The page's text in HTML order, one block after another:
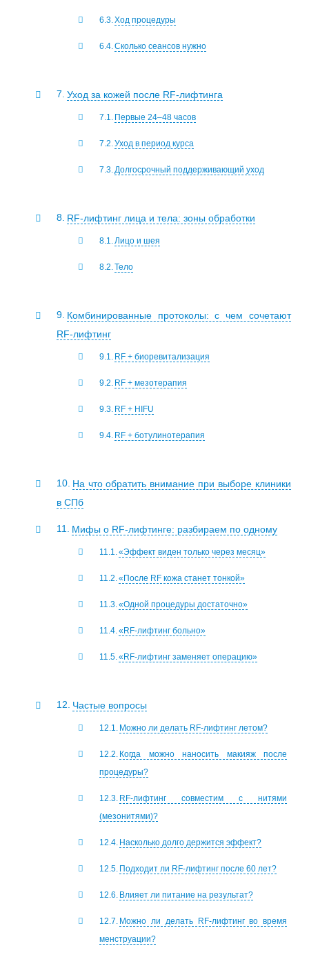
Ход процедуры
Сколько сеансов нужно
Уход за кожей после RF-лифтинга
Первые 24–48 часов
Уход в период курса
Долгосрочный поддерживающий уход
RF-лифтинг лица и тела: зоны обработки
Лицо и шея
Тело
Комбинированные протоколы: с чем сочетают
RF-лифтинг
RF + биоревитализация
RF + мезотерапия
RF + HIFU
RF + ботулинотерапия
На что обратить внимание при выборе клиники
в СПб
Мифы о RF-лифтинге: разбираем по одному
«Эффект виден только через месяц»
«После RF кожа станет тонкой»
«Одной процедуры достаточно»
«RF-лифтинг больно»
«RF-лифтинг заменяет операцию»
Частые вопросы
Можно ли делать RF-лифтинг летом?
Когда можно наносить макияж после
процедуры?
RF-лифтинг совместим с нитями
(мезонитями)?
Насколько долго держится эффект?
Подходит ли RF-лифтинг после 60 лет?
Влияет ли питание на результат?
Можно ли делать RF-лифтинг во время
менструации?